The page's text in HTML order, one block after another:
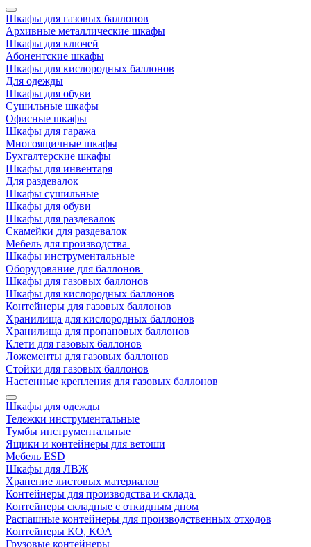
Шкафы для газовых баллонов
Архивные металлические шкафы
Шкафы для ключей
Абонентские шкафы
Шкафы для кислородных баллонов
Для одежды
Шкафы для обуви
Сушильные шкафы
Офисные шкафы
Шкафы для гаража
Многоящичные шкафы
Бухгалтерские шкафы
Шкафы для инвентаря
Для раздевалок
Шкафы сушильные
Шкафы для обуви
Шкафы для раздевалок
Скамейки для раздевалок
Мебель для производства
Шкафы инструментальные
Оборудование для баллонов
Шкафы для газовых баллонов
Шкафы для кислородных баллонов
Контейнеры для газовых баллонов
Хранилища для кислородных баллонов
Хранилища для пропановых баллонов
Клети для газовых баллонов
Ложементы для газовых баллонов
Стойки для газовых баллонов
Настенные крепления для газовых баллонов
Шкафы для одежды
Тележки инструментальные
Тумбы инструментальные
Ящики и контейнеры для ветоши
Мебель ESD
Шкафы для ЛВЖ
Хранение листовых материалов
Контейнеры для производства и склада
Контейнеры складные с откидным дном
Распашные контейнеры для производственных отходов
Контейнеры КО, КОА
Грузовые контейнеры